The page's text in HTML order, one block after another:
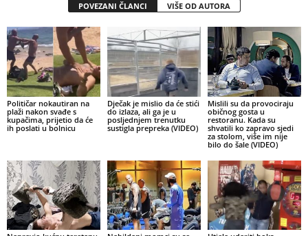
POVEZANI ČLANCI VIŠE OD AUTORA
Političar nokautiran na
plaži nakon svađe s
kupačima, prijetio da će
ih poslati u bolnicu
Dječak je mislio da će stići
do izlaza, ali ga je u
posljednjem trenutku
sustigla prepreka (VIDEO)
Mislili su da provociraju
običnog gosta u
restoranu. Kada su
shvatili ko zapravo sjedi
za stolom, više im nije
bilo do šale (VIDEO)